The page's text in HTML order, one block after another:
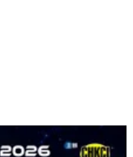
常被忽略的辦公室